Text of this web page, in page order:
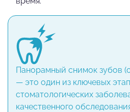
Панорамный снимок зубов
— это один из ключевых
стоматологических
качественного